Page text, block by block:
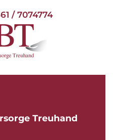
/ 7074774
Treuhand